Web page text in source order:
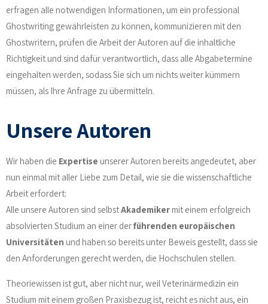
erfragen alle notwendigen Informationen, um ein professional
Ghostwriting gewährleisten zu können, kommunizieren mit den
Ghostwritern, prüfen die Arbeit der Autoren auf die inhaltliche
Richtigkeit und sind dafür verantwortlich, dass alle Abgabetermine
eingehalten werden, sodass Sie sich um nichts weiter kümmern
müssen, als Ihre Anfrage zu übermitteln.
Unsere Autoren
Wir haben die Expertise unserer Autoren bereits angedeutet, aber
nun einmal mit aller Liebe zum Detail, wie sie die wissenschaftliche
Arbeit erfordert:
Alle unsere Autoren sind selbstAkademiker mit einem erfolgreich
absolvierten Studium an einer derführenden europäischen
Universitäten und haben so bereits unter Beweis gestellt, dass sie
den Anforderungen gerecht werden, die Hochschulen stellen.
Theoriewissen ist gut, aber nicht nur, weil Veterinärmedizin ein
Studium mit einem großen Praxisbezug ist, reicht es nicht aus, ein